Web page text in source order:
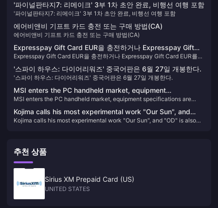
'파이널판타지7: 리메이크' 3부 1차 초안 완료, 비행선 여행 포함
'파이널판타지7: 리메이크' 3부 1차 초안 완료, 비행선 여행 포함
에어비앤비 기프트 카드 충전 또는 구매 방법(CA)
에어비앤비 기프트 카드 충전 또는 구매 방법(CA)
Expresspay Gift Card EUR을 충전하거나 Expresspay Gift
Card EUR를 구매하는 방법을 빠르게 알아보세요.
Expresspay Gift Card EUR을 충전하거나 Expresspay Gift Card EUR를
'스파이 하우스: 다이어리워즈' 중국어판은 6월 27일 개봉한다.
'스파이 하우스: 다이어리워즈' 중국어판은 6월 27일 개봉한다.
MSI enters the PC handheld market, equipment
specifications are suspected to be exposed
MSI enters the PC handheld market, equipment specifications are
Kojima calls his most experimental work "Our Sun", and
"OD" is also different.
Kojima calls his most experimental work "Our Sun", and "OD" is also
추천 상품
Sirius XM Prepaid Card (US)
UNITED STATES